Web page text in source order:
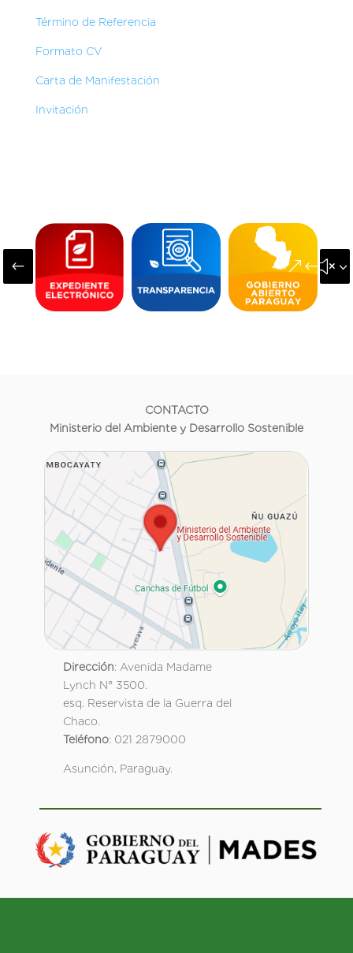
Término de Referencia
Formato CV
Carta de Manifestación
Invitación
#
CONTACTO
Ministerio del Ambiente y Desarrollo Sostenible
Dirección: Avenida Madame
Lynch N° 3500.
esq. Reservista de la Guerra del
Chaco.
Teléfono: 021 2879000
Asunción, Paraguay.